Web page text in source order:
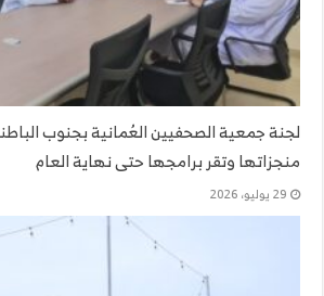
لجنة جمعية الصحفيين العُمانية بجنوب
منجزاتها وتقر برامجها حتى نهاية العام
29 يوليو، 2026